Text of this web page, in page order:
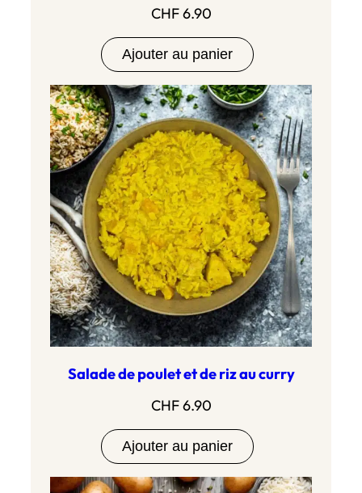
CHF6.90
Ajouter au panier
Salade de poulet et de riz au curry
CHF6.90
Ajouter au panier